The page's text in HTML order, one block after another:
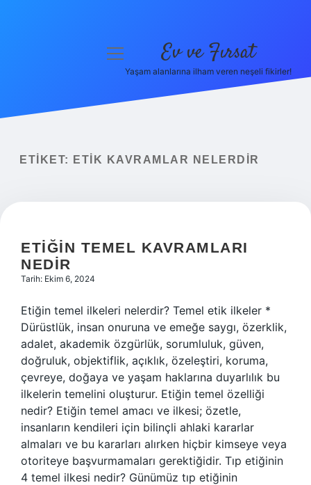
Yasal Uyarı
menüyü
Ev ve Fırsat
Yaşam alanlarına ilham veren neşeli fikirler!
ETIKET: ETIK KAVRAMLAR NELERDIR
ETIĞIN TEMEL KAVRAMLARI
NEDIR
Tarih: Ekim 6, 2024
Etiğin temel ilkeleri nelerdir? Temel etik ilkeler *
Dürüstlük, insan onuruna ve emeğe saygı, özerklik,
adalet, akademik özgürlük, sorumluluk, güven,
doğruluk, objektiflik, açıklık, özeleştiri, koruma,
çevreye, doğaya ve yaşam haklarına duyarlılık bu
ilkelerin temelini oluşturur. Etiğin temel özelliği
nedir? Etiğin temel amacı ve ilkesi; özetle,
insanların kendileri için bilinçli ahlaki kararlar
almaları ve bu kararları alırken hiçbir kimseye veya
otoriteye başvurmamaları gerektiğidir. Tıp etiğinin
4 temel ilkesi nedir? Günümüz tıp etiğinin